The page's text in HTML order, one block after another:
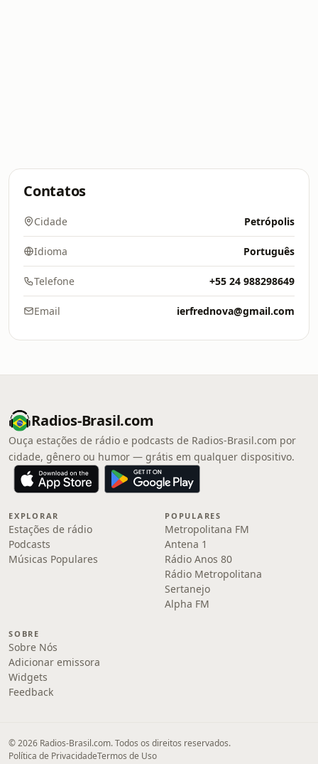
Contatos
Cidade Petrópolis
Idioma Português
Telefone +55 24 988298649
Email ierfrednova@gmail.com
Radios-Brasil.com
Ouça estações de rádio e podcasts de Radios-Brasil.com por
cidade, gênero ou humor — grátis em qualquer dispositivo.
EXPLORAR
Estações de rádio
Podcasts
Músicas Populares
POPULARES
Metropolitana FM
Antena 1
Rádio Anos 80
Rádio Metropolitana
Sertanejo
Alpha FM
SOBRE
Sobre Nós
Adicionar emissora
Widgets
Feedback
© 2026 Radios-Brasil.com. Todos os direitos reservados.
Política de PrivacidadeTermos de Uso